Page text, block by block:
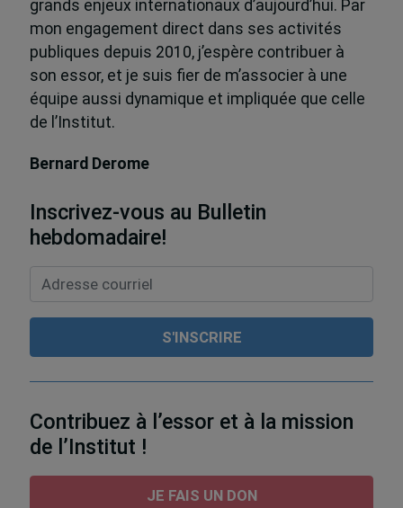
grands enjeux internationaux d’aujourd’hui. Par
mon engagement direct dans ses activités
publiques depuis 2010, j’espère contribuer à
son essor, et je suis fier de m’associer à une
équipe aussi dynamique et impliquée que celle
de l’Institut.
Bernard Derome
Inscrivez-vous au Bulletin
hebdomadaire!
Contribuez à l’essor et à la mission
de l’Institut !
JE FAIS UN DON